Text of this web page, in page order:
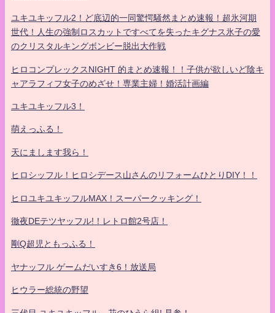
ユキユキッフル2！ど底辺的一同驚愕騒然まとめ速報！超氷河期
世代！人生の強制ロスカットですべてを失ったキグナス氷子の愛
のクリスタルキングボンビー脱出大作戦
ヒロコンプレックスNIGHT 的まとめ速報！！子供が欲しいど陰キ
ャアラフィフ女子のめざせ！専業主婦！婚活計画編
ユキユキッフル3！
萌えっふる！
天にまします我ら！
ヒロシッフル！ヒロシデース山さんのリフォームひとりDIY！！
ヒロユキユキッフルMAX！スーパークッキング！
徹夜DEテツヤッフル!！レトロ館2号店！
剛Q超児ともっふる！
ヤナッフル ゲームだいすき6！放送局
ヒウラー総統の野望